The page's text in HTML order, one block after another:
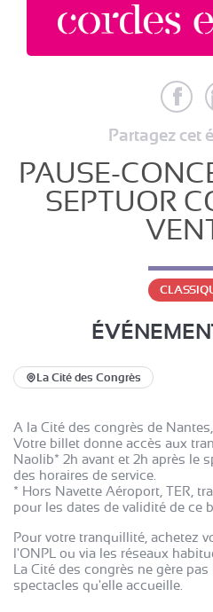
Partagez cet
PAUSE-
SEPTUOR
La Cité des Congrès
A la Cité des congrès de Nantes,
Votre billet donne accès aux
Naolib* 2h avant et 2h après le
des horaires de service.
* Hors Navette Aéroport, TER,
pour les dates de validité de ce
Pour votre tranquillité, achetez
l'ONPL ou via les réseaux
La Cité des congrès ne gère
spectacles qu'elle accueille.